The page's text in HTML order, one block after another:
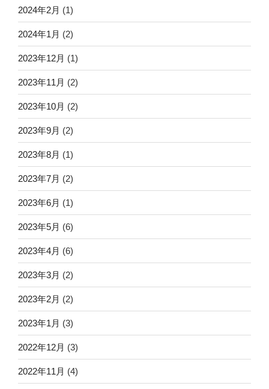
2024年2月 (1)
2024年1月 (2)
2023年12月 (1)
2023年11月 (2)
2023年10月 (2)
2023年9月 (2)
2023年8月 (1)
2023年7月 (2)
2023年6月 (1)
2023年5月 (6)
2023年4月 (6)
2023年3月 (2)
2023年2月 (2)
2023年1月 (3)
2022年12月 (3)
2022年11月 (4)